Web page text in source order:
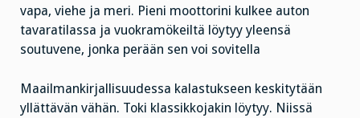
vapa, viehe ja meri. Pieni moottorini kulkee auton
tavaratilassa ja vuokramökeiltä löytyy yleensä
soutuvene, jonka perään sen voi sovitella
Maailmankirjallisuudessa kalastukseen keskitytään
yllättävän vähän. Toki klassikkojakin löytyy. Niissä